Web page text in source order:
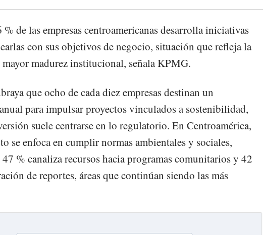
% de las empresas centroamericanas desarrolla iniciativas
con sus objetivos de negocio, situación que refleja la
mayor madurez institucional, señala KPMG.
que ocho de cada diez empresas destinan un
para impulsar proyectos vinculados a sostenibilidad,
suele centrarse en lo regulatorio. En Centroamérica,
se enfoca en cumplir normas ambientales y sociales,
% canaliza recursos hacia programas comunitarios y 42
de reportes, áreas que continúan siendo las más